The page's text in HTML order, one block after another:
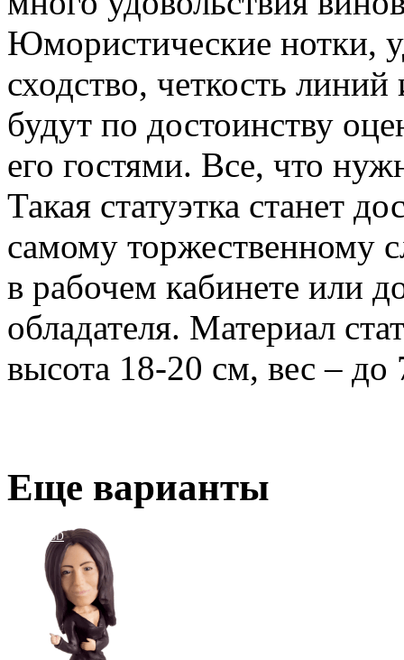
Юмористические нотки,
сходство, четкость
будут по достоинству
его гостями. Все, что
Такая статуэтка станет
самому торжественному
в рабочем кабинете или
обладателя. Материал
высота 18-20 см, вес – до
Еще варианты
3D